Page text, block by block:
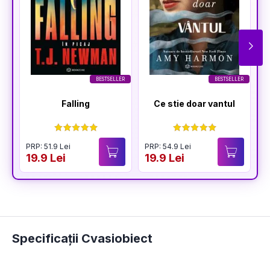
BESTSELLER
Falling
PRP: 51.9 Lei
19.9 Lei
BESTSELLER
Ce stie doar vantul
PRP: 54.9 Lei
19.9 Lei
Specificații Cvasiobiect